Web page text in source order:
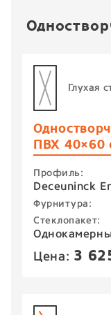
Глухая
ПВХ 40×60
Профиль:
Deceuninck
Фурнитура:
Стеклопакет:
Цена: 3